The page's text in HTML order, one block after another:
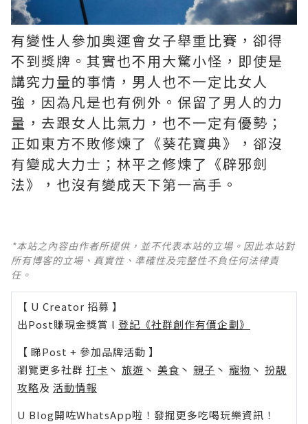
有變性人參加奧運會女子舉重比賽，卻得
不到獎牌。其實也不用大驚小怪，即使是
講究力量的事情，男人也不一定比女人
強，因為凡是也有例外。保留了男人的力
量，去跟女人比氣力，也不一定有優勢；
正如東方不敗修煉了《葵花寶典》，郤沒
有變成大力士；林平之修煉了《辟邪劍
法》，也沒有變成天下第一高手。
*本站之內容由作者所提供，並不代表本站的立場。因此本站對
所有博客的立場、真實性、準確性及完整性不負任何法律責
任。
【 U Creator 招募 】
出Post賺現金獎賞 l 登記《社群創作有價企劃》
【 睇Post + 參加品牌活動 】
瀏覽更多社群 打卡 丶 旅遊 丶 美食 丶 親子 丶 寵物 丶 扮靚
攻略及 活動情報
U Blog開咗WhatsApp啦！發掘更多吃喝玩樂資訊！